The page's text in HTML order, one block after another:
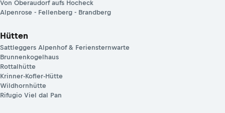
Von Oberaudorf aufs Hocheck
Alpenrose - Fellenberg - Brandberg
Hütten
Sattleggers Alpenhof & Feriensternwarte
Brunnenkogelhaus
Rottalhütte
Krinner-Kofler-Hütte
Wildhornhütte
Rifugio Viel dal Pan